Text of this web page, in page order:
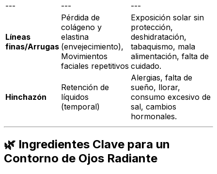
---
--- ---
Líneas
finas/Arrugas
Pérdida de
colágeno y
elastina
(envejecimiento),
Movimientos
faciales repetitivos
Exposición solar sin
protección,
deshidratación,
tabaquismo, mala
alimentación, falta de
cuidado.
Hinchazón
Retención de
líquidos
(temporal)
Alergias, falta de
sueño, llorar,
consumo excesivo de
sal, cambios
hormonales.
🌿 Ingredientes Clave para un
Contorno de Ojos Radiante